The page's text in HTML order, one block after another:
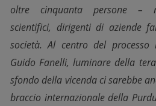
oltre cinquanta persone –
scientifici, dirigenti di aziende
società. Al centro del
Guido Fanelli, luminare della
sfondo della vicenda ci sarebbe
braccio internazionale della